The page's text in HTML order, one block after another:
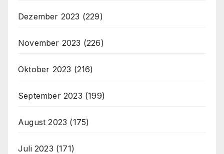
Dezember 2023 (229)
November 2023 (226)
Oktober 2023 (216)
September 2023 (199)
August 2023 (175)
Juli 2023 (171)